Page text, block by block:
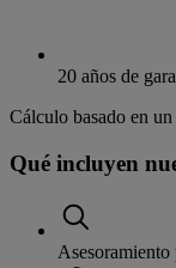
20 años de
Cálculo basado en
Qué incluyen
Asesoramiento